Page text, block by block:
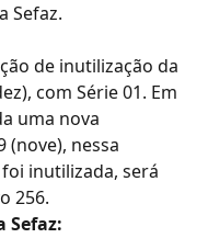
Sefaz.
de inutilização da
com Série 01. Em
uma nova
(nove), nessa
inutilizada, será
256.
Sefaz: